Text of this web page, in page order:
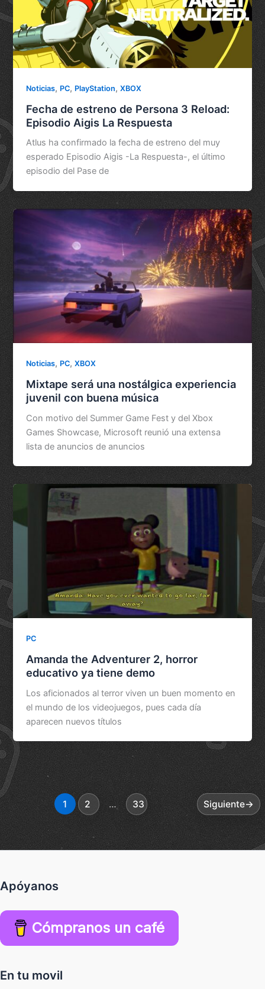
Noticias, PC, PlayStation,XBOX
Fecha de estreno de Persona 3 Reload:
Episodio Aigis La Respuesta
Atlus ha confirmado la fecha de estreno del muy
esperado Episodio Aigis -La Respuesta-, el último
episodio del Pase de
Noticias, PC,XBOX
Mixtape será una nostálgica experiencia
juvenil con buena música
Con motivo del Summer Game Fest y del Xbox
Games Showcase, Microsoft reunió una extensa
lista de anuncios de anuncios
PC
Amanda the Adventurer 2, horror
educativo ya tiene demo
Los aficionados al terror viven un buen momento en
el mundo de los videojuegos, pues cada día
aparecen nuevos títulos
1 2 … 33 Siguiente→
Apóyanos
Cómpranos un café
En tu movil